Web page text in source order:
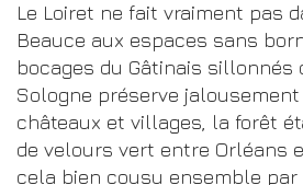
Le Loiret ne fait vraiment pas
Beauce aux espaces sans
bocages du Gâtinais sillonnés
Sologne préserve
châteaux et villages, la forêt
de velours vert entre Orléans
cela bien cousu ensemble par